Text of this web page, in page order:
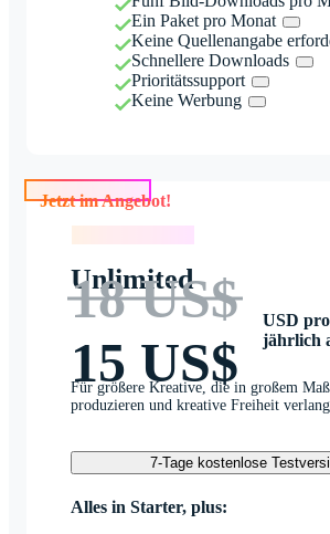
Ein Paket pro Monat
Keine Quellenangabe
Schnellere Downloads
Prioritätssupport
Keine Werbung
Jetzt im Angebot!
Unlimited
18 US$
15 US$
USD
jährlich
Für größere Kreative, die in großem
produzieren und kreative Freiheit
7-Tage kostenlose
Alles in Starter, plus: